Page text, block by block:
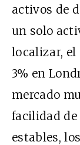
activos de
un solo
localizar, el
3% en
mercado
facilidad de
estables,